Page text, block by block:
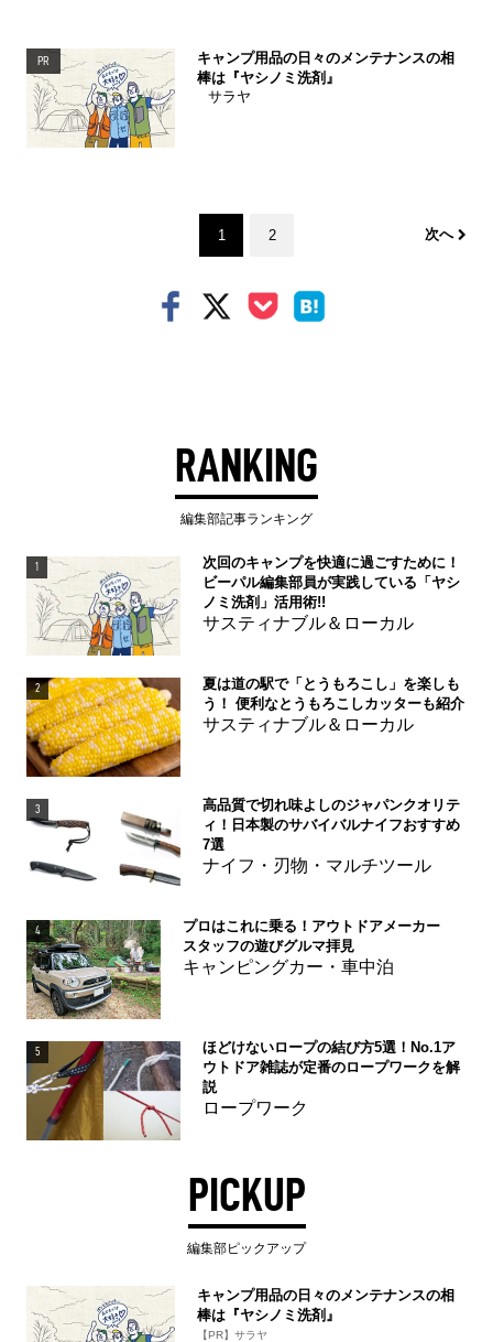
PR
キャンプ用品の日々のメンテナンスの相
棒は『ヤシノミ洗剤』
サラヤ
1 2 次へ
RANKING
編集部記事ランキング
1
次回のキャンプを快適に過ごすために！
ビーパル編集部員が実践している「ヤシ
ノミ洗剤」活用術!!
サスティナブル＆ローカル
2
夏は道の駅で「とうもろこし」を楽しも
う！ 便利なとうもろこしカッターも紹介
サスティナブル＆ローカル
3
高品質で切れ味よしのジャパンクオリテ
ィ！日本製のサバイバルナイフおすすめ
7選
ナイフ・刃物・マルチツール
4
プロはこれに乗る！アウトドアメーカー
スタッフの遊びグルマ拝見
キャンピングカー・車中泊
5
ほどけないロープの結び方5選！No.1ア
ウトドア雑誌が定番のロープワークを解
説
ロープワーク
PICKUP
編集部ピックアップ
キャンプ用品の日々のメンテナンスの相
棒は『ヤシノミ洗剤』
【PR】サラヤ